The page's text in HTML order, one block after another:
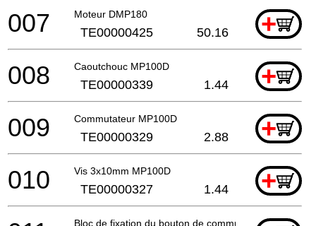
Moteur DMP180 +
007 TE00000425 50.16
Caoutchouc MP100D +
008 TE00000339 1.44
Commutateur MP100D +
009 TE00000329 2.88
Vis 3x10mm MP100D +
010 TE00000327 1.44
Bloc de fixation du bouton de commutateur MP100D